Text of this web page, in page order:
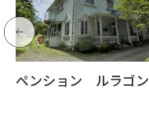
ペンション ルラゴン